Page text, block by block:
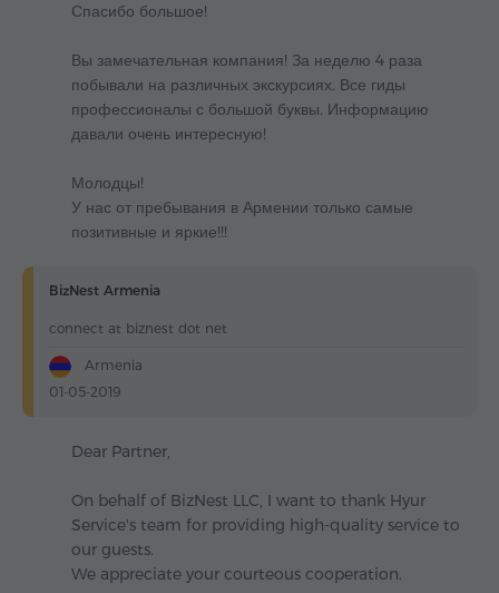
Спасибо большое!
Вы замечательная компания! За неделю 4 раза
побывали на различных экскурсиях. Все гиды
профессионалы с большой буквы. Информацию
давали очень интересную!
Молодцы!
У нас от пребывания в Армении только самые
позитивные и яркие!!!
BizNest Armenia
connect at biznest dot net
Armenia
01-05-2019
Dear Partner,
On behalf of BizNest LLC, I want to thank Hyur
Service's team for providing high-quality service to
our guests.
We appreciate your courteous cooperation.